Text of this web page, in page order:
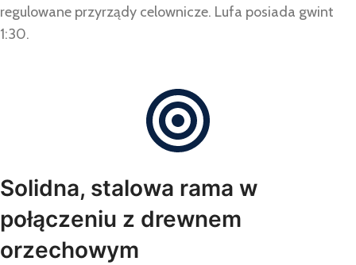
regulowane przyrządy celownicze. Lufa posiada gwint
1:30.
Solidna, stalowa rama w
połączeniu z drewnem
orzechowym